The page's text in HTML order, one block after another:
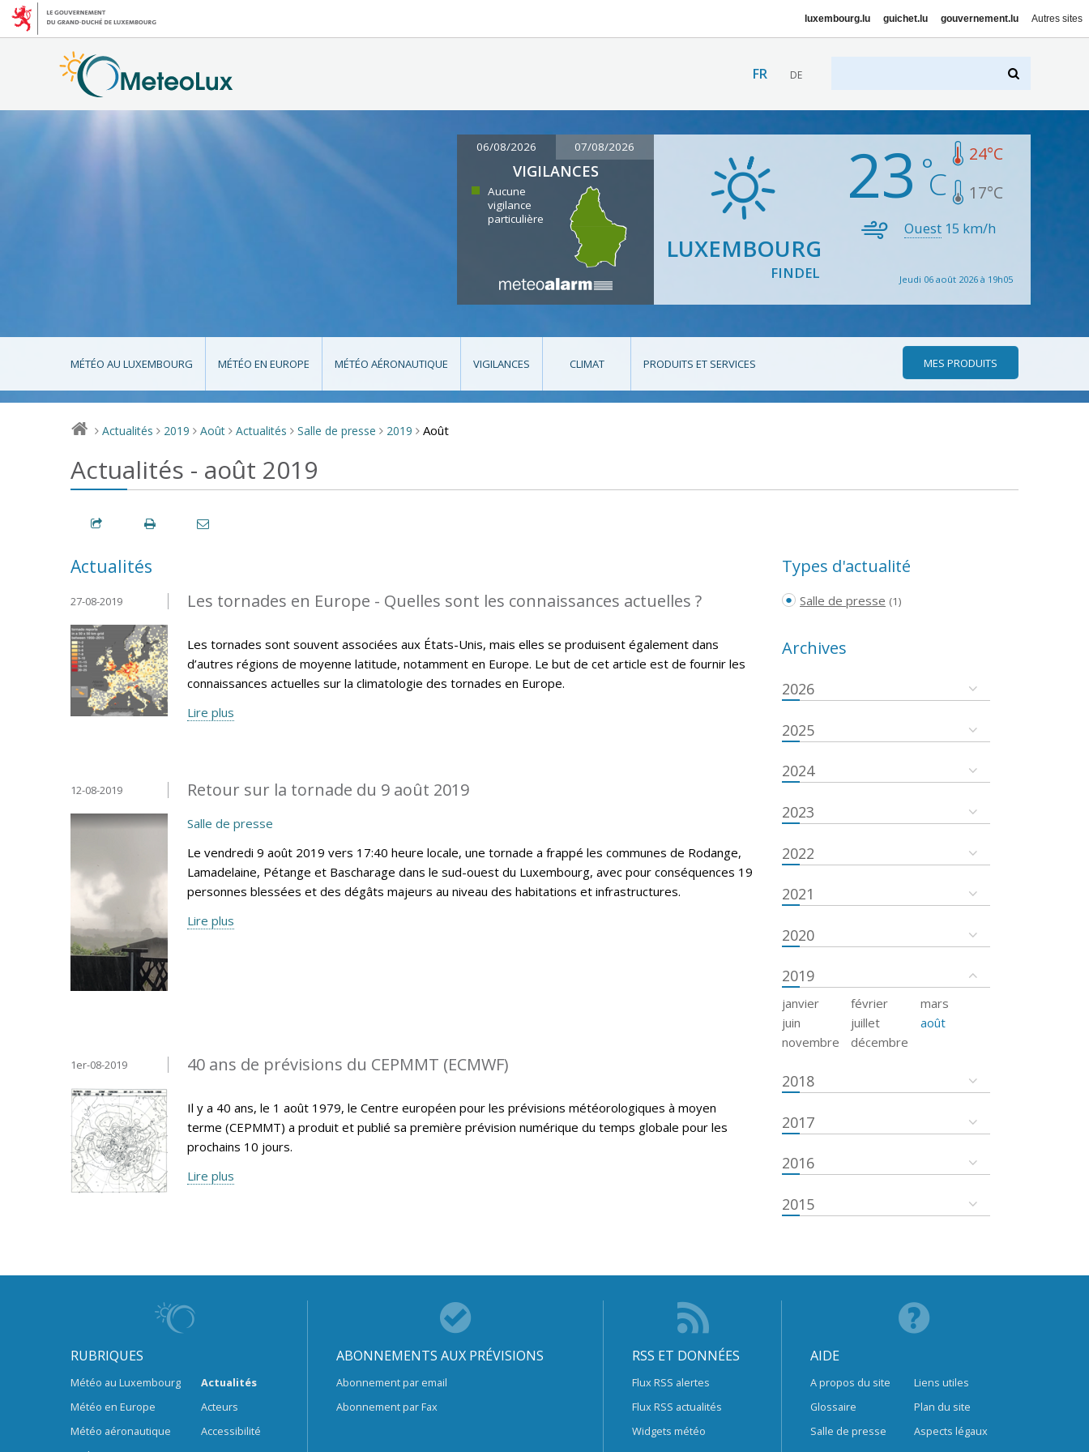
luxembourg.lu guichet.lu gouvernement.lu Autres sites
FR DE
06/08/2026 07/08/2026
VIGILANCES
Aucune
vigilance
particulière
LUXEMBOURG
FINDEL
23 24°C
17°C
Ouest 15 km/h
Jeudi 06 août 2026 à 19h05
MÉTÉO AU LUXEMBOURG MÉTÉO EN EUROPE MÉTÉO AÉRONAUTIQUE VIGILANCES CLIMAT PRODUITS ET SERVICES MES PRODUITS
> Actualités > 2019 > Août > Actualités > Salle de presse > 2019 > Août
Actualités - août 2019
Actualités
Les tornades en Europe - Quelles sont les connaissances actuelles ?
27-08-2019
Les tornades sont souvent associées aux États-Unis, mais elles se produisent également dans
d’autres régions de moyenne latitude, notamment en Europe. Le but de cet article est de fournir les
connaissances actuelles sur la climatologie des tornades en Europe.
Lire plus
Retour sur la tornade du 9 août 2019
12-08-2019
Salle de presse
Le vendredi 9 août 2019 vers 17:40 heure locale, une tornade a frappé les communes de Rodange,
Lamadelaine, Pétange et Bascharage dans le sud-ouest du Luxembourg, avec pour conséquences 19
personnes blessées et des dégâts majeurs au niveau des habitations et infrastructures.
Lire plus
40 ans de prévisions du CEPMMT (ECMWF)
1er-08-2019
Il y a 40 ans, le 1 août 1979, le Centre européen pour les prévisions météorologiques à moyen
terme (CEPMMT) a produit et publié sa première prévision numérique du temps globale pour les
prochains 10 jours.
Lire plus
Types d'actualité
Salle de presse (1)
Archives
2026
2025
2024
2023
2022
2021
2020
2019
janvier février
mars
juin
juillet
août
novembre
décembre
2018
2017
2016
2015
RUBRIQUES
Météo au Luxembourg
Météo en Europe
Météo aéronautique
Actualités
Acteurs
Accessibilité
ABONNEMENTS AUX PRÉVISIONS
Abonnement par email
Abonnement par Fax
RSS ET DONNÉES
Flux RSS alertes
Flux RSS actualités
Widgets météo
AIDE
A propos du site
Glossaire
Salle de presse
Liens utiles
Plan du site
Aspects légaux